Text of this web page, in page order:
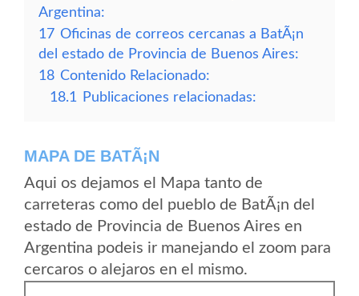
Argentina:
17 Oficinas de correos cercanas a BatÃ¡n
del estado de Provincia de Buenos Aires:
18 Contenido Relacionado:
18.1
Publicaciones relacionadas:
MAPA DE BATÃ¡N
Aqui os dejamos el Mapa tanto de
carreteras como del pueblo de BatÃ¡n del
estado de Provincia de Buenos Aires en
Argentina podeis ir manejando el zoom para
cercaros o alejaros en el mismo.